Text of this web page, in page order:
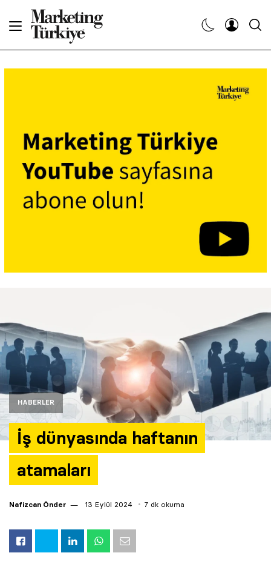
HABERLER
İş dünyasında haftanın
atamaları
Nafizcan Önder 13 Eylül 2024 7 dk okuma
Dergiler
Etkinlikler